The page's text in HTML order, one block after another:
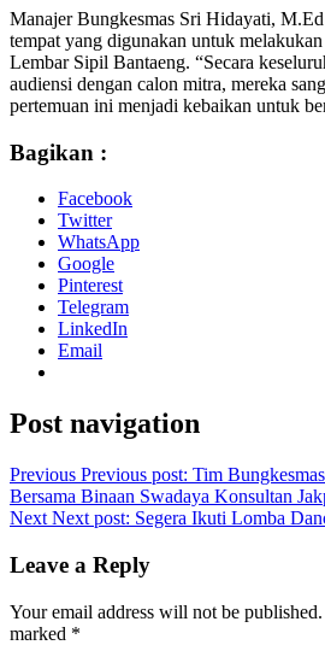
Manajer Bungkesmas Sri Hidayati, M.Ed
tempat yang digunakan untuk
Lembar Sipil Bantaeng. “Secara
audiensi dengan calon mitra, mereka
pertemuan ini menjadi kebaikan untuk
Bagikan :
Facebook
Twitter
WhatsApp
Google
Pinterest
Telegram
LinkedIn
Email
Post navigation
Previous Previous post: Tim
Bersama Binaan Swadaya Konsultan
Next Next post: Segera Ikuti Lomba
Leave a Reply
Your email address will not be published.
marked *